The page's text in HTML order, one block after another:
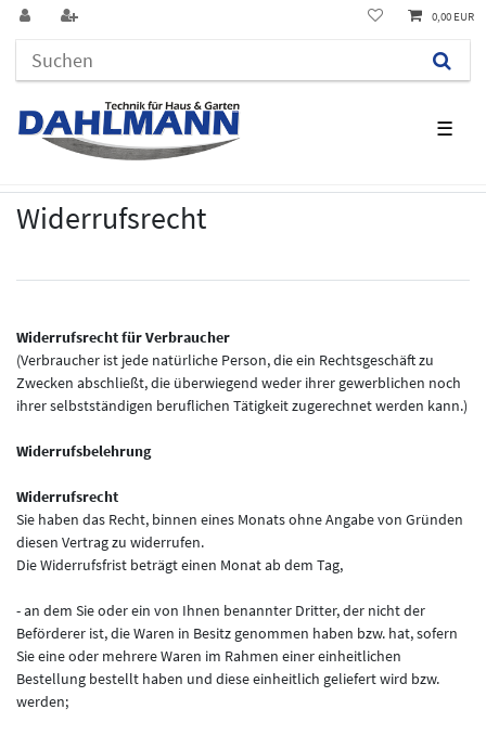
☰
0,00 EUR
Widerrufs­recht
Widerrufsrecht für Verbraucher
(Verbraucher ist jede natürliche Person, die ein Rechtsgeschäft zu
Zwecken abschließt, die überwiegend weder ihrer gewerblichen noch
ihrer selbstständigen beruflichen Tätigkeit zugerechnet werden kann.)
Widerrufsbelehrung
Widerrufsrecht
Sie haben das Recht, binnen eines Monats ohne Angabe von Gründen
diesen Vertrag zu widerrufen.
Die Widerrufsfrist beträgt einen Monat ab dem Tag,
- an dem Sie oder ein von Ihnen benannter Dritter, der nicht der
Beförderer ist, die Waren in Besitz genommen haben bzw. hat, sofern
Sie eine oder mehrere Waren im Rahmen einer einheitlichen
Bestellung bestellt haben und diese einheitlich geliefert wird bzw.
werden;